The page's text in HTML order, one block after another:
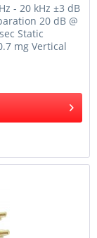
- 20 kHz ±3 dB
20 dB @
Static
mg Vertical